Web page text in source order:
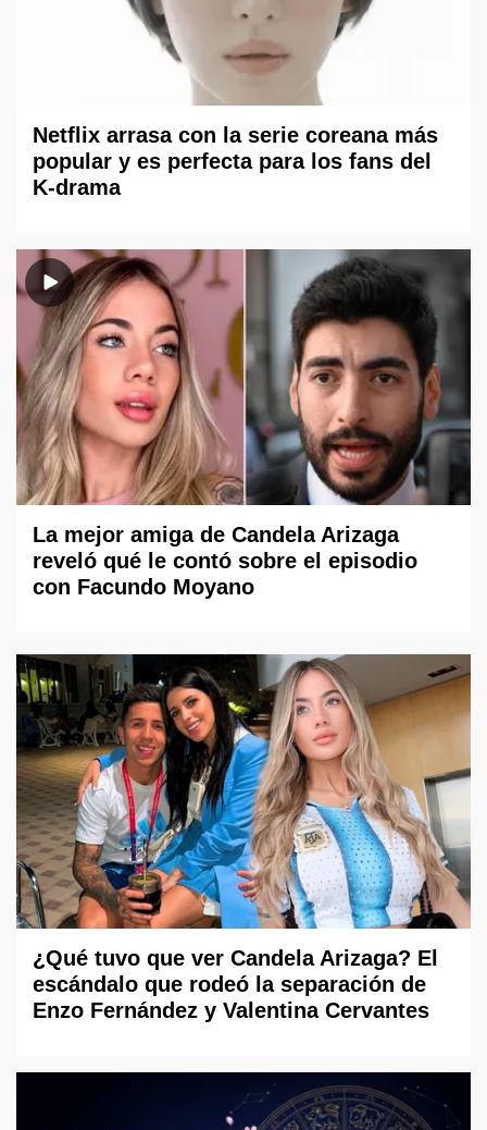
Netflix arrasa con la serie coreana más
popular y es perfecta para los fans del
K-drama
La mejor amiga de Candela Arizaga
reveló qué le contó sobre el episodio
con Facundo Moyano
¿Qué tuvo que ver Candela Arizaga? El
escándalo que rodeó la separación de
Enzo Fernández y Valentina Cervantes